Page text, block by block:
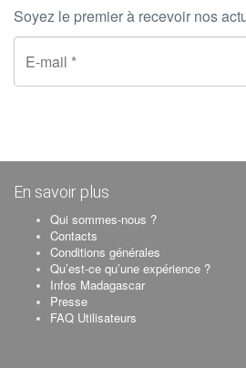
Soyez le premier à recevoir nos
En savoir plus
Qui sommes-nous ?
Contacts
Conditions générales
Qu’est-ce qu’une expérience ?
Infos Madagascar
Presse
FAQ Utilisateurs